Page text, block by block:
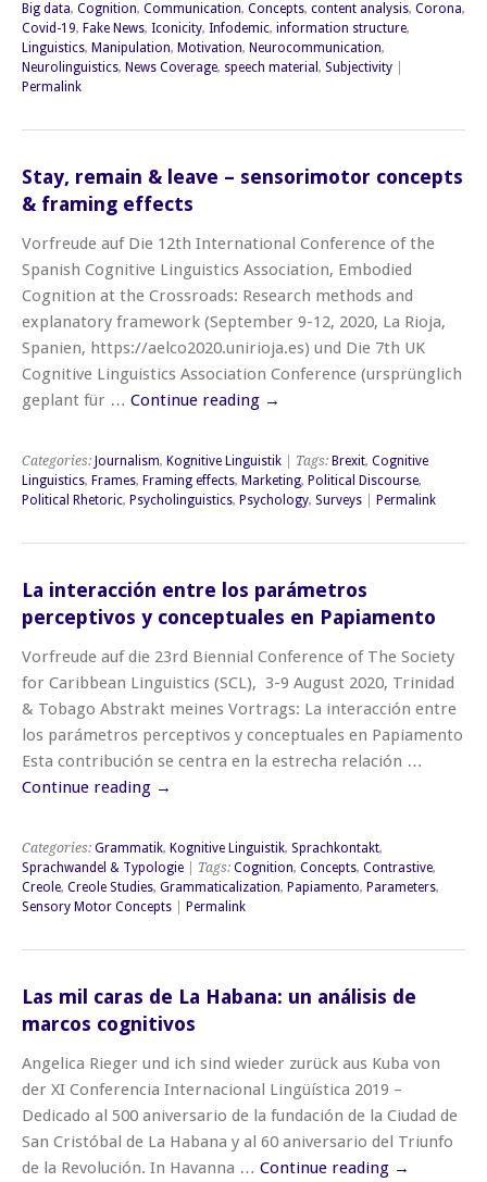
Big data, Cognition, Communication, Concepts, content analysis, Corona,
Covid-19, Fake News, Iconicity, Infodemic, information structure,
Linguistics, Manipulation, Motivation, Neurocommunication,
Neurolinguistics, News Coverage, speech material , Subjectivity
Permalink
Stay, remain & leave – sensorimotor concepts
& framing effects
Vorfreude auf Die 12th International Conference of the
Spanish Cognitive Linguistics Association, Embodied
Cognition at the Crossroads: Research methods and
explanatory framework (September 9-12, 2020, La Rioja,
Spanien, https://aelco2020.unirioja.es) und Die 7th UK
Cognitive Linguistics Association Conference (ursprünglich
geplant für … Continue reading →
Categories: Journalism, Kognitive Linguistik | Tags: Brexit, Cognitive
Linguistics, Frames, Framing effects, Marketing, Political Discourse,
Political Rhetoric, Psycholinguistics, Psychology, Surveys Permalink
La interacción entre los parámetros
perceptivos y conceptuales en Papiamento
Vorfreude auf die 23rd Biennial Conference of The Society
for Caribbean Linguistics (SCL), 3-9 August 2020, Trinidad
& Tobago Abstrakt meines Vortrags: La interacción entre
los parámetros perceptivos y conceptuales en Papiamento
Esta contribución se centra en la estrecha relación …
Continue reading →
Categories: Grammatik, Kognitive Linguistik, Sprachkontakt,
Sprachwandel & Typologie | Tags: Cognition, Concepts, Contrastive,
Creole, Creole Studies, Grammaticalization, Papiamento, Parameters,
Sensory Motor Concepts
Permalink
Las mil caras de La Habana: un análisis de
marcos cognitivos
Angelica Rieger und ich sind wieder zurück aus Kuba von
der XI Conferencia Internacional Lingüística 2019 –
Dedicado al 500 aniversario de la fundación de la Ciudad de
San Cristóbal de La Habana y al 60 aniversario del Triunfo
de la Revolución. In Havanna … Continue reading →